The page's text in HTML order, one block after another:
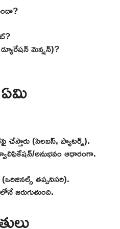
మెన్షన్)?
ఏమి
(సిలబస్, ప్యాటర్న్).
అనుభవం ఆధారంగా.
తప్పనిసరి).
జరుగుతుంది.